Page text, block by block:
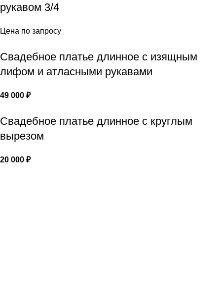
рукавом 3/4
Цена по запросу
Свадебное платье длинное с изящным
лифом и атласными рукавами
49 000 ₽
Свадебное платье длинное с круглым
вырезом
20 000 ₽